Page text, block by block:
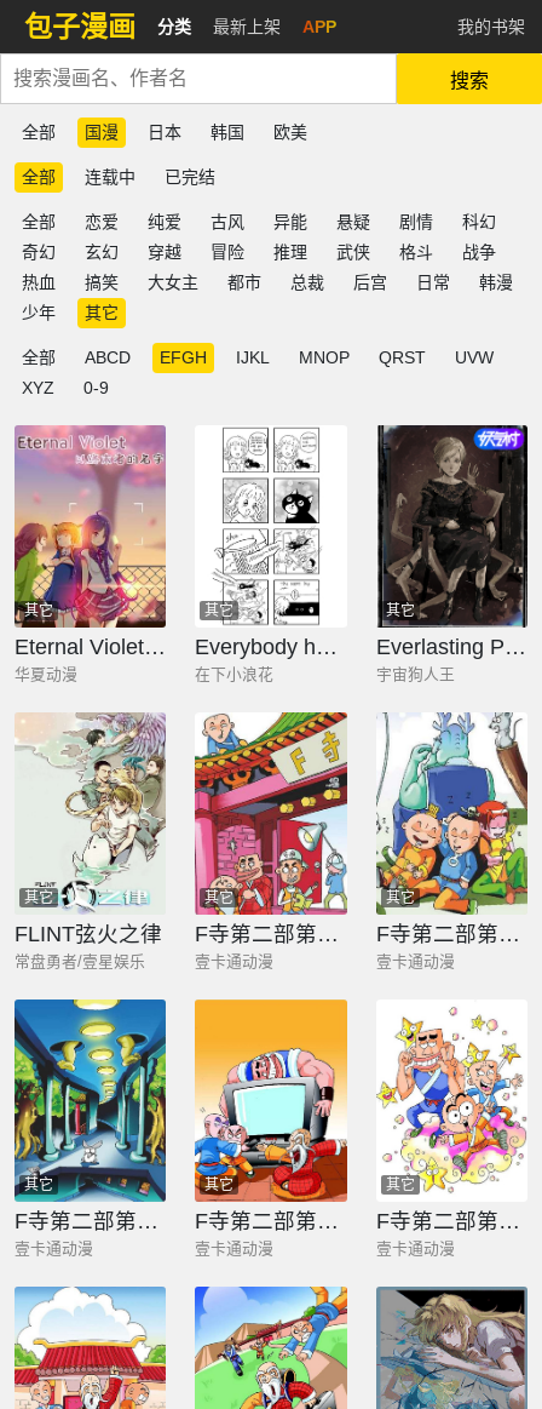
包子漫画 分类 最新上架 APP 我的书架
搜索
全部 国漫 日本 韩国 欧美
全部 连载中 已完结
全部 恋爱 纯爱 古风 异能 悬疑 剧情
科幻
奇幻
玄幻 穿越 冒险 推理 武侠 格斗
战争
热血
搞笑 大女主 都市 总裁 后宫 日常
韩漫
少年
其它
全部 ABCD EFGH IJKL MNOP QRST
UVW
XYZ
0-9
其它
Eternal Violet 以终末者的名字
华夏动漫
其它
Everybody hates me
在下小浪花
其它
Everlasting Polka 永不停息的波尔卡
宇宙狗人王
其它
FLINT弦火之律
常盘勇者/壹星娱乐
其它
F寺第二部第6册
壹卡通动漫
其它
F寺第二部第7册
壹卡通动漫
其它
F寺第二部第5册
壹卡通动漫
其它
F寺第二部第2册
壹卡通动漫
其它
F寺第二部第3册
壹卡通动漫